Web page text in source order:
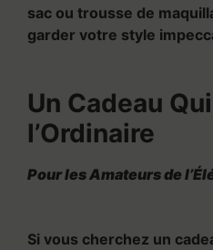
sac ou trousse de
garder votre style
Un Cadeau
l’Ordinaire
Pour les Amateurs de
Si vous cherchez un